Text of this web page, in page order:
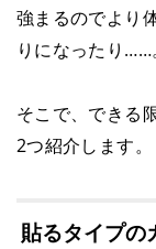
強まるのでより
りになったり……
そこで、できる
2つ紹介します。
貼るタイプの